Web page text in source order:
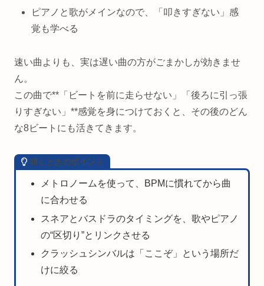
ピアノと歌がメインなので、「叩きすぎない」感
覚も学べる
速い曲よりも、実は遅い曲の方がごまかしが効きませ
ん。
この曲で**「ビートを前に走らせない」「後ろに引っ張
りすぎない」**感覚を身につけておくと、その後のどん
な8ビートにも活きてきます。
叩くときのポイント
メトロノームを使って、BPMに慣れてから曲
に合わせる
スネアとバスドラのタイミングを、歌やピアノ
の“区切り”とリンクさせる
クラッシュシンバルは「ここぞ」という場所だ
けに絞る